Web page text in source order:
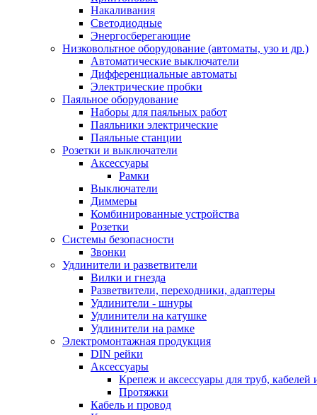
Накаливания
Светодиодные
Энергосберегающие
Низковольтное оборудование (автоматы, узо и др.)
Автоматические выключатели
Дифференциальные автоматы
Электрические пробки
Паяльное оборудование
Наборы для паяльных работ
Паяльники электрические
Паяльные станции
Розетки и выключатели
Аксессуары
Рамки
Выключатели
Диммеры
Комбинированные устройства
Розетки
Системы безопасности
Звонки
Удлинители и разветвители
Вилки и гнезда
Разветвители, переходники, адаптеры
Удлинители - шнуры
Удлинители на катушке
Удлинители на рамке
Электромонтажная продукция
DIN рейки
Аксессуары
Крепеж и аксессуары для труб, кабелей
Протяжки
Кабель и провод